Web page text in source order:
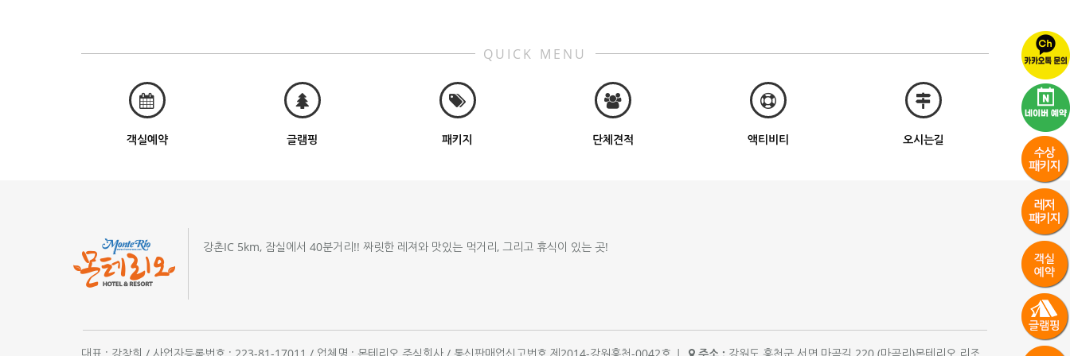
QUICK MENU
객실예약 글램핑 패키지 단체견적 액티비티 오시는길
강촌IC 5km, 잠실에서 40분거리!! 짜릿한 레져와 맛있는 먹거리, 그리고 휴식이 있는 곳!